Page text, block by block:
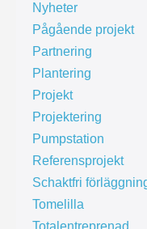
Nyheter
Pågående projekt
Partnering
Plantering
Projekt
Projektering
Pumpstation
Referensprojekt
Schaktfri
Tomelilla
Totalentreprenad